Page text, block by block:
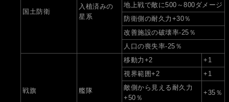
国土防衛
入植済みの
星系
地上戦で敵に500～800ダメージ
防衛側の耐久力+30％
改善施設の破壊率-25％
人口の喪失率-25％
戦旗 艦隊
移動力+2
+1
視界範囲+2
+1
敵側から見える耐久力
+50％
+35％